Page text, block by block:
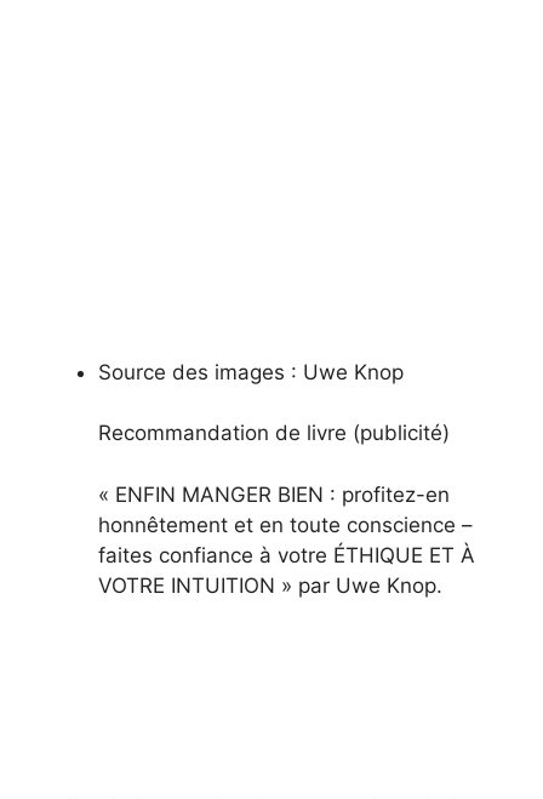
Source des images : Uwe Knop
Recommandation de livre (publicité)
« ENFIN MANGER BIEN : profitez-en
honnêtement et en toute conscience –
faites confiance à votre ÉTHIQUE ET À
VOTRE INTUITION » par Uwe Knop.